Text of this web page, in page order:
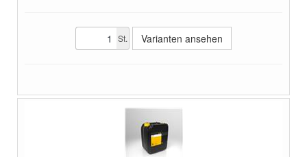
St. Varianten ansehen